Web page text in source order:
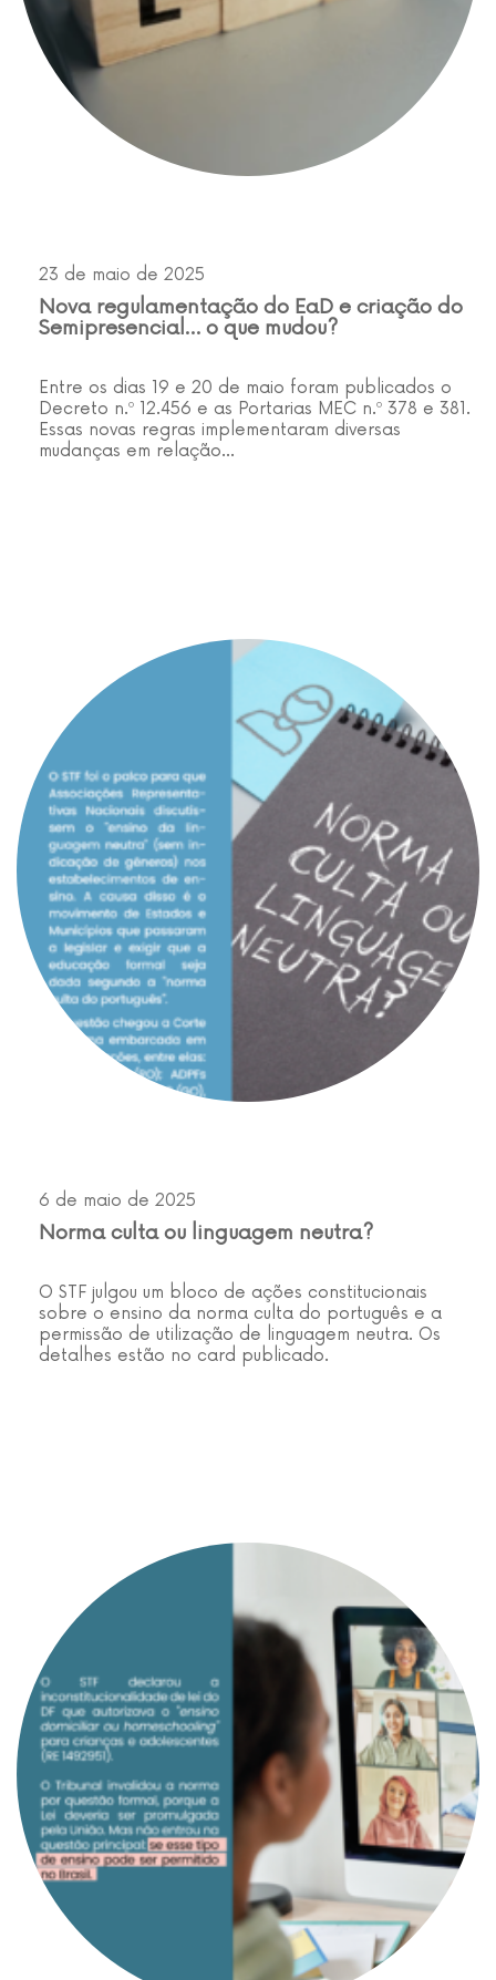
23 de maio de 2025
Nova regulamentação do EaD e criação do
Semipresencial… o que mudou?
Entre os dias 19 e 20 de maio foram publicados o
Decreto n.º 12.456 e as Portarias MEC n.º 378 e 381.
Essas novas regras implementaram diversas
mudanças em relação…
6 de maio de 2025
Norma culta ou linguagem neutra?
O STF julgou um bloco de ações constitucionais
sobre o ensino da norma culta do português e a
permissão de utilização de linguagem neutra. Os
detalhes estão no card publicado.